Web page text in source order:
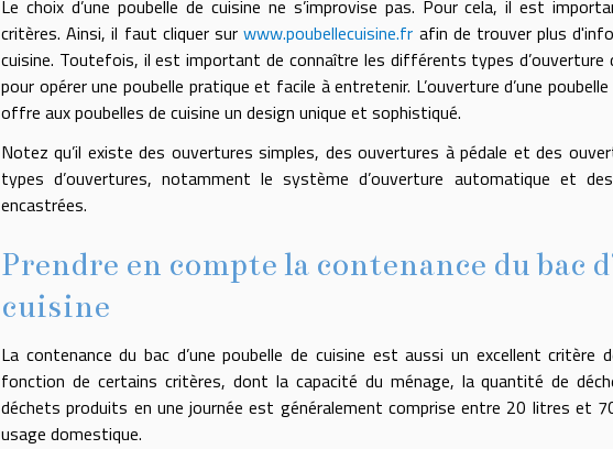
Le choix d’une poubelle de cuisine ne s’improvise pas. Pour cela, il est
critères. Ainsi, il faut cliquer surwww.poubellecuisine.fr afin de trouver plus
cuisine. Toutefois, il est important de connaître les différents types d’ouverture
pour opérer une poubelle pratique et facile à entretenir. L’ouverture d’une
offre aux poubelles de cuisine un design unique et sophistiqué.
Notez qu’il existe des ouvertures simples, des ouvertures à pédale et des
types d’ouvertures, notamment le système d’ouverture automatique et
encastrées.
Prendre en compte la contenance du bac
cuisine
La contenance du bac d’une poubelle de cuisine est aussi un excellent critère
fonction de certains critères, dont la capacité du ménage, la quantité de
déchets produits en une journée est généralement comprise entre 20 litres et
usage domestique.